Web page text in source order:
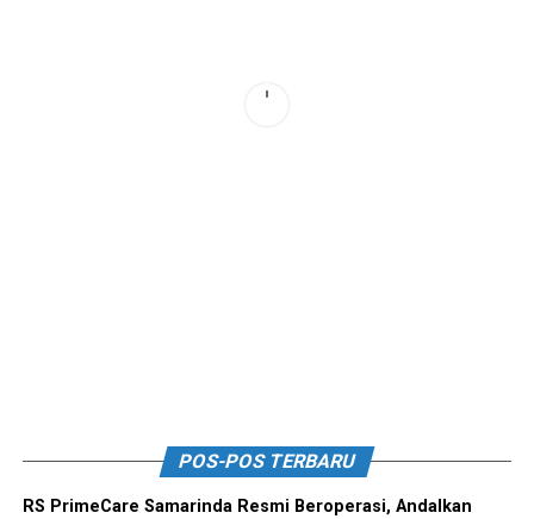
POS-POS TERBARU
RS PrimeCare Samarinda Resmi Beroperasi, Andalkan